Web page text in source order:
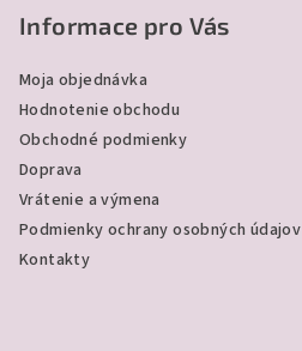
Informace pro Vás
Moja objednávka
Hodnotenie obchodu
Obchodné podmienky
Doprava
Vrátenie a výmena
Podmienky ochrany osobných údajov
Kontakty